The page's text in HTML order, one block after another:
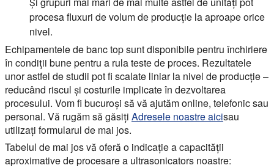
procesa fluxuri de volum de producție la aproape orice
nivel.
Echipamentele de banc top sunt disponibile pentru închiriere
în condiții bune pentru a rula teste de proces. Rezultatele
unor astfel de studii pot fi scalate liniar la nivel de producție –
reducând riscul și costurile implicate în dezvoltarea
procesului. Vom fi bucuroși să vă ajutăm online, telefonic sau
personal. Vă rugăm să găsiți Adresele noastre aicisau
utilizați formularul de mai jos.
Tabelul de mai jos vă oferă o indicație a capacității
aproximative de procesare a ultrasonicators noastre: